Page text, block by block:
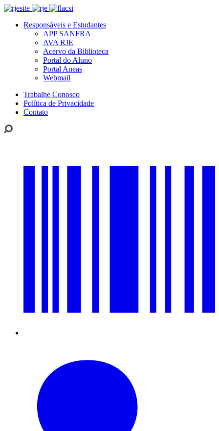
Responsáveis e Estudantes
APP SANFRA
AVA RJE
Acervo da Biblioteca
Portal do Aluno
Portal Aneas
Webmail
Trabalhe Conosco
Política de Privacidade
Contato